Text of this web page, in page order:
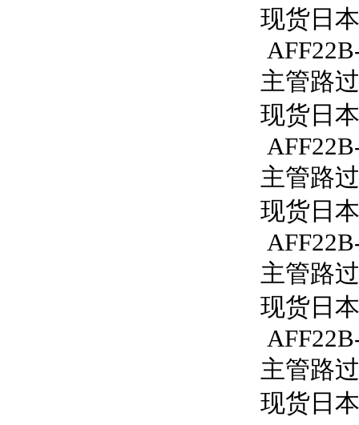
现货日
主管路
现货日
主管路
现货日
主管路
现货日
主管路
现货日